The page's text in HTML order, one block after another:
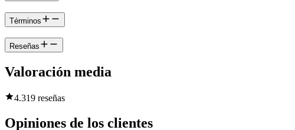
Términos
Reseñas
Valoración media
4.319 reseñas
Opiniones de los clientes